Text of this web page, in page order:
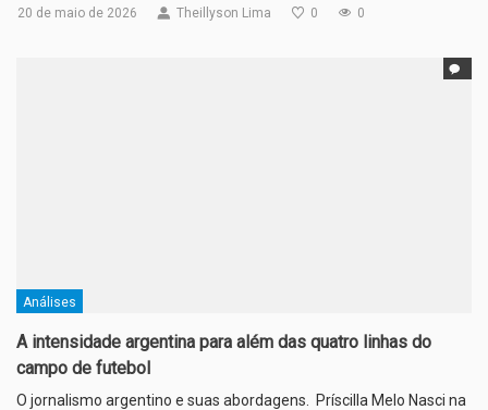
20 de maio de 2026 Theillyson Lima 0 0
Análises
A intensidade argentina para além das quatro linhas do
campo de futebol
O jornalismo argentino e suas abordagens. Príscilla Melo Nasci na